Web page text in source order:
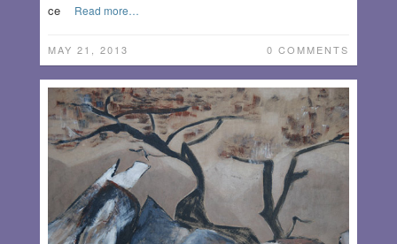
ce
Read more…
MAY 21, 2013 0 COMMENTS